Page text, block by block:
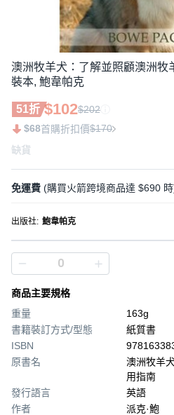
澳洲牧羊犬：了解並照顧澳洲牧
裝本, 鮑韋帕克
51折 $102$202
$68首購折扣價$170
缺貨
免運費 (購買火箭跨境商品達 $690
出版社: 鮑韋帕克
商品主要規格
重量
163g
書籍裝訂方式/型態
紙質書
ISBN
原書名
澳洲牧羊
用指南
發行語言
英語
作者
派克·鮑